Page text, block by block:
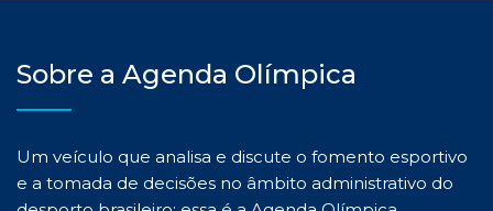
Sobre a Agenda Olímpica
Um veículo que analisa e discute o fomento esportivo
e a tomada de decisões no âmbito administrativo do